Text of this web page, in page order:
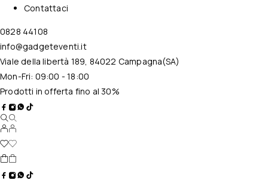
Contattaci
0828 44108
info@gadgeteventi.it
Viale della libertà 189, 84022 Campagna(SA)
Mon-Fri: 09:00 - 18:00
Prodotti in offerta fino al 30%